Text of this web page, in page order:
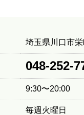
埼玉県川口市
048-252-
9:30〜20:00
毎週火曜日